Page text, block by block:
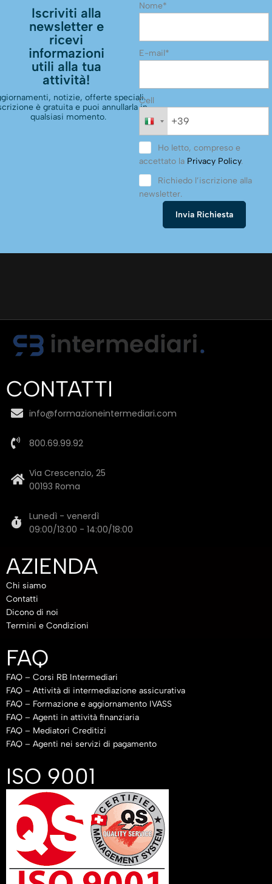
Iscriviti alla
newsletter e
ricevi
informazioni
utili alla tua
attività!
notizie, offerte speciali.
è gratuita e puoi annullarla in
qualsiasi momento.
Nome*
E-mail*
Cell
Ho letto, compreso e
accettato la Privacy Policy.
Richiedo l’iscrizione alla
newsletter.
CONTATTI
info@formazioneintermediari.com
800.69.99.92
Via Crescenzio, 25
00193 Roma
Lunedì - venerdì
09:00/13:00 - 14:00/18:00
AZIENDA
Chi siamo
Contatti
Dicono di noi
Termini e Condizioni
FAQ
FAQ – Corsi RB Intermediari
FAQ – Attività di intermediazione assicurativa
FAQ – Formazione e aggiornamento IVASS
FAQ – Agenti in attività finanziaria
FAQ – Mediatori Creditizi
FAQ – Agenti nei servizi di pagamento
ISO 9001